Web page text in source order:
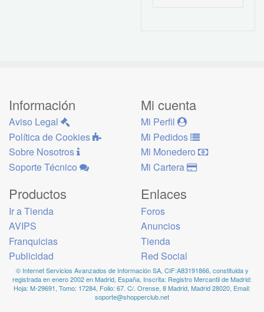
Información
Aviso Legal
Política de Cookies
Sobre Nosotros
Soporte Técnico
Mi cuenta
Mi Perfil
Mi Pedidos
Mi Monedero
Mi Cartera
Productos
Ir a Tienda
AVIPS
Franquicias
Publicidad
Enlaces
Foros
Anuncios
Tienda
Red Social
© Internet Servicios Avanzados de Información SA, CIF:A83191866, constituida y
registrada en enero 2002 en Madrid, España, Inscrita: Registro Mercantil de Madrid:
Hoja: M-29691, Tomo: 17284, Folio: 67. C/. Orense, 8 Madrid, Madrid 28020, Email:
soporte@shopperclub.net